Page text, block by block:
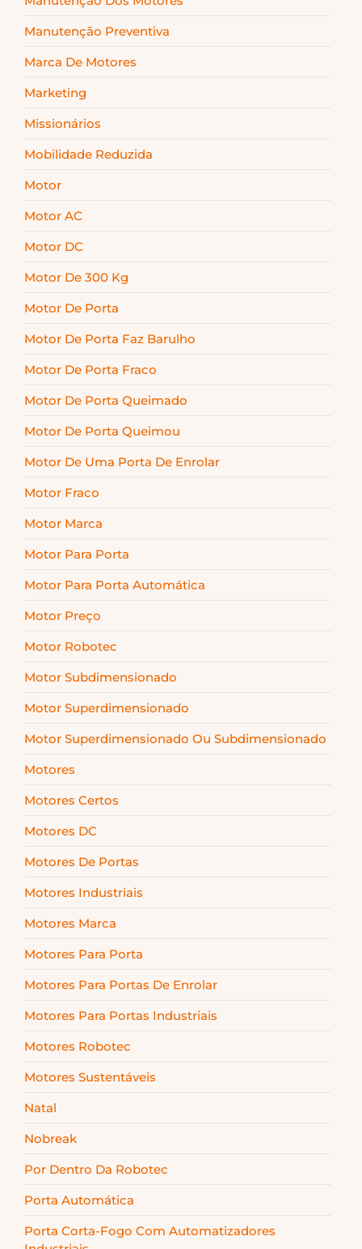
Manutenção Preventiva
Marca De Motores
Marketing
Missionários
Mobilidade Reduzida
Motor
Motor AC
Motor DC
Motor De 300 Kg
Motor De Porta
Motor De Porta Faz Barulho
Motor De Porta Fraco
Motor De Porta Queimado
Motor De Porta Queimou
Motor De Uma Porta De Enrolar
Motor Fraco
Motor Marca
Motor Para Porta
Motor Para Porta Automática
Motor Preço
Motor Robotec
Motor Subdimensionado
Motor Superdimensionado
Motor Superdimensionado Ou Subdimensionado
Motores
Motores Certos
Motores DC
Motores De Portas
Motores Industriais
Motores Marca
Motores Para Porta
Motores Para Portas De Enrolar
Motores Para Portas Industriais
Motores Robotec
Motores Sustentáveis
Natal
Nobreak
Por Dentro Da Robotec
Porta Automática
Porta Corta-Fogo Com Automatizadores